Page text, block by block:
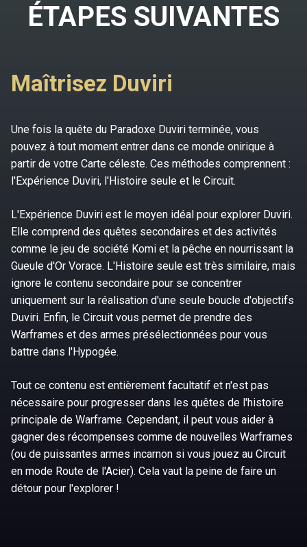
ÉTAPES SUIVANTES
Maîtrisez Duviri
Une fois la quête du Paradoxe Duviri terminée, vous
pouvez à tout moment entrer dans ce monde onirique à
partir de votre Carte céleste. Ces méthodes comprennent :
l'Expérience Duviri, l'Histoire seule et le Circuit.
L'Expérience Duviri est le moyen idéal pour explorer Duviri.
Elle comprend des quêtes secondaires et des activités
comme le jeu de société Komi et la pêche en nourrissant la
Gueule d'Or Vorace. L'Histoire seule est très similaire, mais
ignore le contenu secondaire pour se concentrer
uniquement sur la réalisation d'une seule boucle d'objectifs
Duviri. Enfin, le Circuit vous permet de prendre des
Warframes et des armes présélectionnées pour vous
battre dans l'Hypogée.
Tout ce contenu est entièrement facultatif et n'est pas
nécessaire pour progresser dans les quêtes de l'histoire
principale de Warframe. Cependant, il peut vous aider à
gagner des récompenses comme de nouvelles Warframes
(ou de puissantes armes incarnon si vous jouez au Circuit
en mode Route de l'Acier). Cela vaut la peine de faire un
détour pour l'explorer !